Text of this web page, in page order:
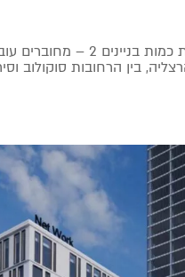
סוקולוב – הרצליה קומות 9 – 13
בין הרחובות סוקולוב